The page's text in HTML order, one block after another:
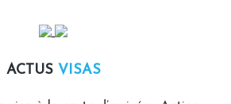
ACTUS VISAS